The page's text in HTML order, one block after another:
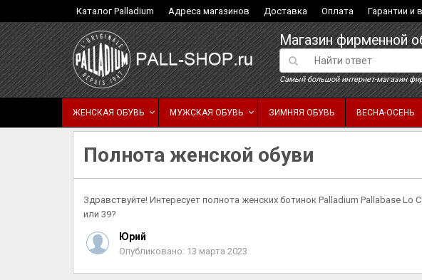
Каталог Palladium Адреса магазинов Доставка Оплата Гарантии и
Магазин фирменной
Самый большой интернет-магазин
ЖЕНСКАЯ ОБУВЬ МУЖСКАЯ ОБУВЬ ЗИМНЯЯ ОБУВЬ ВЕСНА-ОСЕНЬ
Полнота женской обуви
Здравствуйте! Интересует полнота женских ботинок Palladium Pallabase
или 39?
Юрий
Опубликовано: 13 марта 2023